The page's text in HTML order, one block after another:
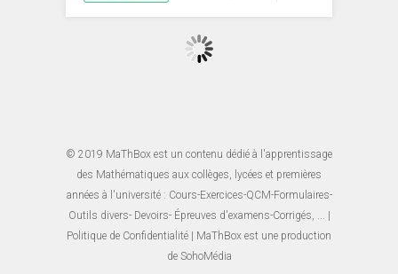
© 2019 MaThBox est un contenu dédié à l'apprentissage
des Mathématiques aux collèges, lycées et premières
années à l'université : Cours-Exercices-QCM-Formulaires-
Outils divers- Devoirs- Épreuves d'examens-Corrigés, ... |
Politique de Confidentialité | MaThBox est une production
de SohoMédia